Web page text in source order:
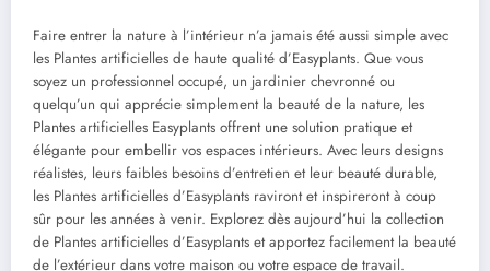
Faire entrer la nature à l’intérieur n’a jamais été aussi simple avec
les Plantes artificielles de haute qualité d’Easyplants. Que vous
soyez un professionnel occupé, un jardinier chevronné ou
quelqu’un qui apprécie simplement la beauté de la nature, les
Plantes artificielles Easyplants offrent une solution pratique et
élégante pour embellir vos espaces intérieurs. Avec leurs designs
réalistes, leurs faibles besoins d’entretien et leur beauté durable,
les Plantes artificielles d’Easyplants raviront et inspireront à coup
sûr pour les années à venir. Explorez dès aujourd’hui la collection
de Plantes artificielles d’Easyplants et apportez facilement la beauté
de l’extérieur dans votre maison ou votre espace de travail.